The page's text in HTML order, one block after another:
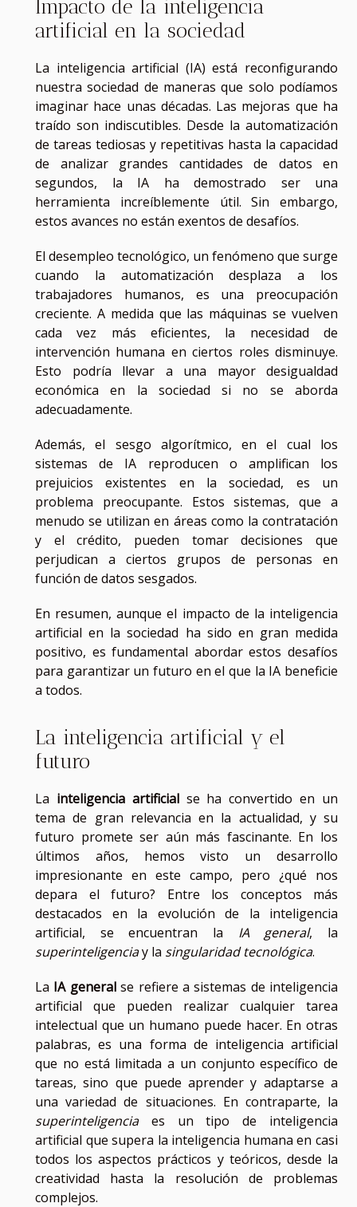
Impacto de la inteligencia
artificial en la sociedad
La inteligencia artificial (IA) está reconfigurando
nuestra sociedad de maneras que solo podíamos
imaginar hace unas décadas. Las mejoras que ha
traído son indiscutibles. Desde la automatización
de tareas tediosas y repetitivas hasta la capacidad
de analizar grandes cantidades de datos en
segundos, la IA ha demostrado ser una
herramienta increíblemente útil. Sin embargo,
estos avances no están exentos de desafíos.
El desempleo tecnológico, un fenómeno que surge
cuando la automatización desplaza a los
trabajadores humanos, es una preocupación
creciente. A medida que las máquinas se vuelven
cada vez más eficientes, la necesidad de
intervención humana en ciertos roles disminuye.
Esto podría llevar a una mayor desigualdad
económica en la sociedad si no se aborda
adecuadamente.
Además, el sesgo algorítmico, en el cual los
sistemas de IA reproducen o amplifican los
prejuicios existentes en la sociedad, es un
problema preocupante. Estos sistemas, que a
menudo se utilizan en áreas como la contratación
y el crédito, pueden tomar decisiones que
perjudican a ciertos grupos de personas en
función de datos sesgados.
En resumen, aunque el impacto de la inteligencia
artificial en la sociedad ha sido en gran medida
positivo, es fundamental abordar estos desafíos
para garantizar un futuro en el que la IA beneficie
a todos.
La inteligencia artificial y el
futuro
La inteligencia artificialse ha convertido en un
tema de gran relevancia en la actualidad, y su
futuro promete ser aún más fascinante. En los
últimos años, hemos visto un desarrollo
impresionante en este campo, pero ¿qué nos
depara el futuro? Entre los conceptos más
destacados en la evolución de la inteligencia
artificial, se encuentran la IA general, la
superinteligenciay la singularidad tecnológica.
La IA generalse refiere a sistemas de inteligencia
artificial que pueden realizar cualquier tarea
intelectual que un humano puede hacer. En otras
palabras, es una forma de inteligencia artificial
que no está limitada a un conjunto específico de
tareas, sino que puede aprender y adaptarse a
una variedad de situaciones. En contraparte, la
superinteligenciaes un tipo de inteligencia
artificial que supera la inteligencia humana en casi
todos los aspectos prácticos y teóricos, desde la
creatividad hasta la resolución de problemas
complejos.